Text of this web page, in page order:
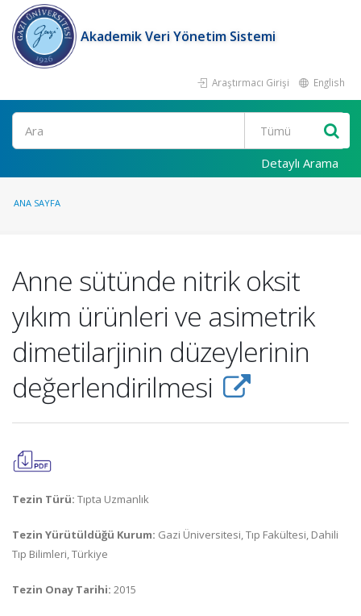
Akademik Veri Yönetim Sistemi
Araştırmacı Girişi English
Ara
Detaylı Arama
ANA SAYFA
Anne sütünde nitrik oksit
yıkım ürünleri ve asimetrik
dimetilarjinin düzeylerinin
değerlendirilmesi
Tezin Türü: Tıpta Uzmanlık
Tezin Yürütüldüğü Kurum: Gazi Üniversitesi, Tıp Fakültesi, Dahili
Tıp Bilimleri, Türkiye
Tezin Onay Tarihi: 2015